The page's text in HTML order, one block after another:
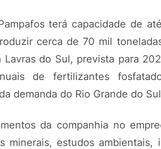
terá capacidade de
cerca de 70 mil
do Sul, prevista para
de fertilizantes
demanda do Rio Grande do
da companhia no
minerais, estudos